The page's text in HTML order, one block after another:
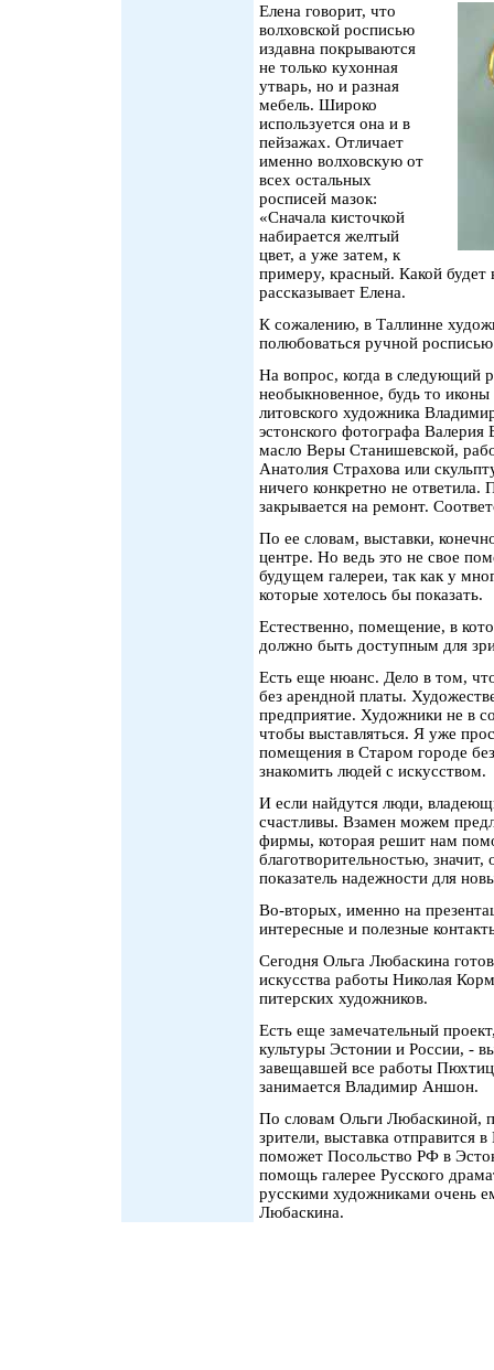
Елена говорит, что
волховской росписью
издавна покрываются
не только кухонная
утварь, но и разная
мебель. Широко
используется она и в
пейзажах. Отличает
именно волховскую от
всех остальных
росписей мазок:
«Сначала кисточкой
набирается желтый
цвет, а уже затем, к
примеру, красный. Какой
рассказывает Елена.
К сожалению, в Таллинне
полюбоваться ручной
На вопрос, когда в следующий
необыкновенное, будь то
литовского художника
эстонского фотографа Валерия
масло Веры Станишевской,
Анатолия Страхова или
ничего конкретно не ответила.
закрывается на ремонт.
По ее словам, выставки,
центре. Но ведь это не свое
будущем галереи, так как у
которые хотелось бы показать.
Естественно, помещение, в
должно быть доступным для
Есть еще нюанс. Дело в том, что
без арендной платы.
предприятие. Художники не в
чтобы выставляться. Я уже
помещения в Старом городе
знакомить людей с искусством.
И если найдутся люди,
счастливы. Взамен можем
фирмы, которая решит нам
благотворительностью,
показатель надежности для
Во-вторых, именно на
интересные и полезные
Сегодня Ольга Любаскина
искусства работы Николая
питерских художников.
Есть еще замечательный
культуры Эстонии и России, -
завещавшей все работы
занимается Владимир Аншон.
По словам Ольги Любаскиной,
зрители, выставка отправится
поможет Посольство РФ в
помощь галерее Русского
русскими художниками очень
Любаскина.